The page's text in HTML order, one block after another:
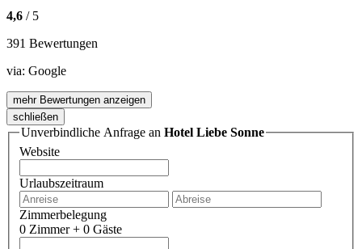
4,6 / 5
391 Bewertungen
via: Google
mehr Bewertungen anzeigen
schließen
Unverbindliche Anfrage an Hotel Liebe Sonne
Website
Urlaubszeitraum
Zimmerbelegung
0 Zimmer + 0 Gäste